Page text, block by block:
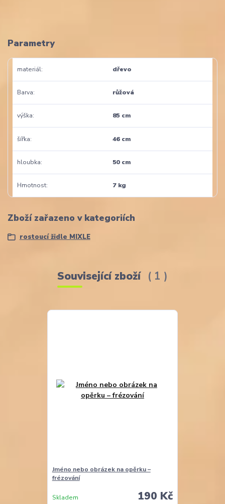
Parametry
materiál dřevo
Barva růžová
výška 85 cm
šířka 46 cm
hloubka 50 cm
Hmotnost 7 kg
Zboží zařazeno v kategoriích
rostoucí židle MIXLE
Související zboží 1
Jméno nebo obrázek na opěrku –
frézování
190 Kč
Skladem